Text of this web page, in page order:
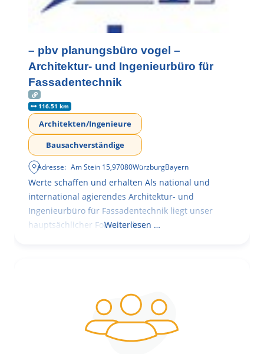
– pbv planungsbüro vogel –
Architektur- und Ingenieurbüro für
Fassadentechnik
116.51 km
Architekten/Ingenieure
Bausachverständige
Adresse: Am Stein 15,97080WürzburgBayern
Werte schaffen und erhalten Als national und
international agierendes Architektur- und
Ingenieurbüro für Fassadentechnik liegt unser
hauptsächlicher Fokus in der
Weiterlesen …